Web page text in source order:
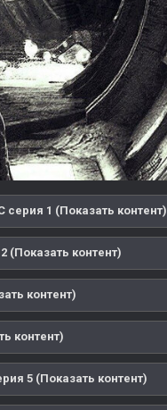
1 (Показать контент)
(Показать контент)
контент)
контент)
5 (Показать контент)